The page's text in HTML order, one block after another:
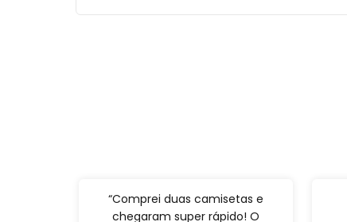
“Comprei duas camisetas e
chegaram super rápido! O